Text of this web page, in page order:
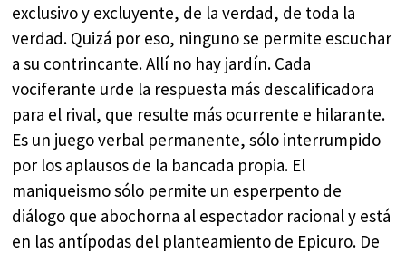
exclusivo y excluyente, de la verdad, de toda la
verdad. Quizá por eso, ninguno se permite escuchar
a su contrincante. Allí no hay jardín. Cada
vociferante urde la respuesta más descalificadora
para el rival, que resulte más ocurrente e hilarante.
Es un juego verbal permanente, sólo interrumpido
por los aplausos de la bancada propia. El
maniqueismo sólo permite un esperpento de
diálogo que abochorna al espectador racional y está
en las antípodas del planteamiento de Epicuro. De